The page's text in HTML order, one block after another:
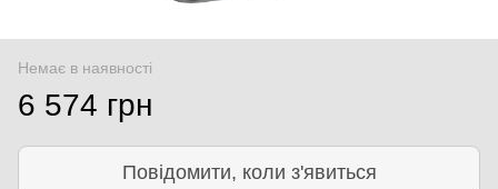
Немає в наявності
6 574 грн
Повідомити, коли з'явиться